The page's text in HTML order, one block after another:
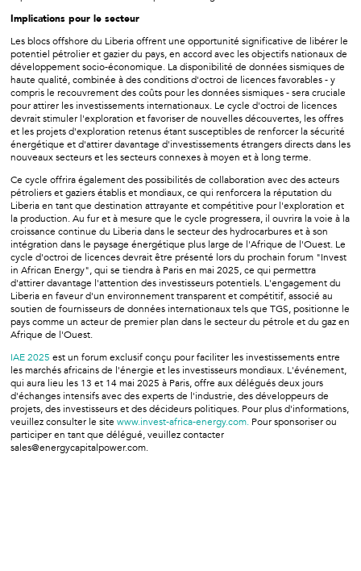
Implications pour le secteur
Les blocs offshore du Liberia offrent une opportunité significative de libérer le
potentiel pétrolier et gazier du pays, en accord avec les objectifs nationaux de
développement socio-économique. La disponibilité de données sismiques de
haute qualité, combinée à des conditions d'octroi de licences favorables - y
compris le recouvrement des coûts pour les données sismiques - sera cruciale
pour attirer les investissements internationaux. Le cycle d'octroi de licences
devrait stimuler l'exploration et favoriser de nouvelles découvertes, les offres
et les projets d'exploration retenus étant susceptibles de renforcer la sécurité
énergétique et d'attirer davantage d'investissements étrangers directs dans les
nouveaux secteurs et les secteurs connexes à moyen et à long terme.
Ce cycle offrira également des possibilités de collaboration avec des acteurs
pétroliers et gaziers établis et mondiaux, ce qui renforcera la réputation du
Liberia en tant que destination attrayante et compétitive pour l'exploration et
la production. Au fur et à mesure que le cycle progressera, il ouvrira la voie à la
croissance continue du Liberia dans le secteur des hydrocarbures et à son
intégration dans le paysage énergétique plus large de l'Afrique de l'Ouest. Le
cycle d'octroi de licences devrait être présenté lors du prochain forum "Invest
in African Energy", qui se tiendra à Paris en mai 2025, ce qui permettra
d'attirer davantage l'attention des investisseurs potentiels. L'engagement du
Liberia en faveur d'un environnement transparent et compétitif, associé au
soutien de fournisseurs de données internationaux tels que TGS, positionne le
pays comme un acteur de premier plan dans le secteur du pétrole et du gaz en
Afrique de l'Ouest.
IAE 2025 est un forum exclusif conçu pour faciliter les investissements entre
les marchés africains de l'énergie et les investisseurs mondiaux. L'événement,
qui aura lieu les 13 et 14 mai 2025 à Paris, offre aux délégués deux jours
d'échanges intensifs avec des experts de l'industrie, des développeurs de
projets, des investisseurs et des décideurs politiques. Pour plus d'informations,
veuillez consulter le site www.invest-africa-energy.com. Pour sponsoriser ou
participer en tant que délégué, veuillez contacter
sales@energycapitalpower.com.